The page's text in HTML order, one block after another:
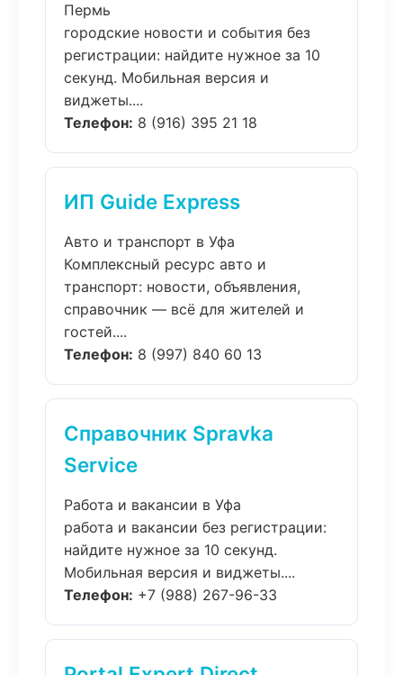
Пермь
городские новости и события без
регистрации: найдите нужное за 10
секунд. Мобильная версия и
виджеты....
Телефон: 8 (916) 395 21 18
ИП Guide Express
Авто и транспорт в Уфа
Комплексный ресурс авто и
транспорт: новости, объявления,
справочник — всё для жителей и
гостей....
Телефон: 8 (997) 840 60 13
Справочник Spravka
Service
Работа и вакансии в Уфа
работа и вакансии без регистрации:
найдите нужное за 10 секунд.
Мобильная версия и виджеты....
Телефон: +7 (988) 267-96-33